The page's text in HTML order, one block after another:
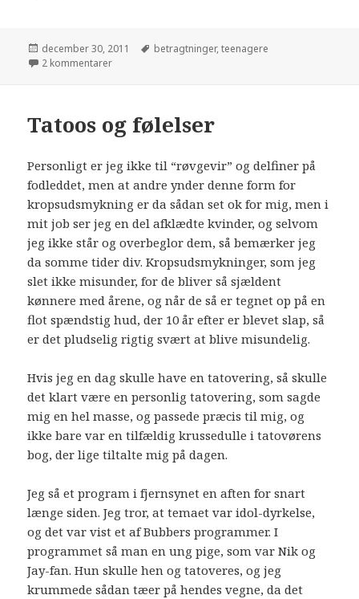
december 30, 2011 betragtninger,teenagere
2 kommentarer
Tatoos og følelser
Personligt er jeg ikke til “røvgevir” og delfiner på
fodleddet, men at andre ynder denne form for
kropsudsmykning er da sådan set ok for mig, men i
mit job ser jeg en del afklædte kvinder, og selvom
jeg ikke står og overbeglor dem, så bemærker jeg
da somme tider div. Kropsudsmykninger, som jeg
slet ikke misunder, for de bliver så sjældent
kønnere med årene, og når de så er tegnet op på en
flot spændstig hud, der 10 år efter er blevet slap, så
er det pludselig rigtig svært at blive misundelig.
Hvis jeg en dag skulle have en tatovering, så skulle
det klart være en personlig tatovering, som sagde
mig en hel masse, og passede præcis til mig, og
ikke bare var en tilfældig krussedulle i tatovørens
bog, der lige tiltalte mig på dagen.
Jeg så et program i fjernsynet en aften for snart
længe siden. Jeg tror, at temaet var idol-dyrkelse,
og det var vist et af Bubbers programmer. I
programmet så man en ung pige, som var Nik og
Jay-fan. Hun skulle hen og tatoveres, og jeg
krummede sådan tæer på hendes vegne, da det